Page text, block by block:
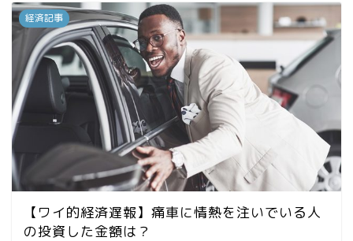
経済記事
【ワイ的経済遅報】痛車に情熱を注いでいる人
の投資した金額は？